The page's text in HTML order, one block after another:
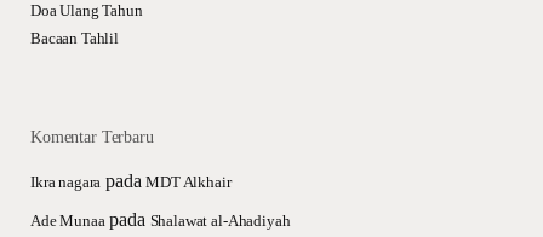
Doa Ulang Tahun
Bacaan Tahlil
Komentar Terbaru
Ikra nagara padaMDT Alkhair
Ade Munaa pada Shalawat al-Ahadiyah